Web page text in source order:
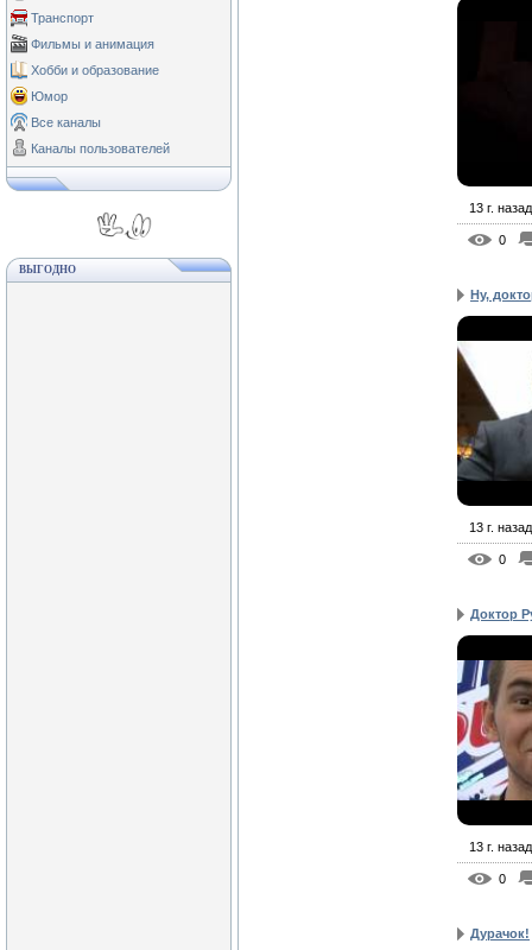
Транспорт
Фильмы и анимация
Хобби и образование
Юмор
Все каналы
Каналы пользователей
ВЫГОДНО
13 г. назад
0
Ну,
13 г. назад
0
Доктор
13 г. назад
0
Дурачок!